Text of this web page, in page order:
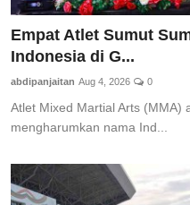
ALL SPORT
Pedoman Media Siber
SPORTAIMENT
HIBURAN
Empat Atlet Sumut
Indonesia di G...
abdipanjaitan Aug 4, 2026 0
Atlet Mixed Martial Arts (MMA)
mengharumkan nama Ind...